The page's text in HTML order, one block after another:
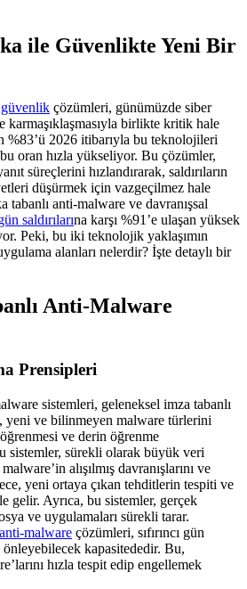
ile Güvenlikte Yeni Bir
çözümleri, günümüzde siber
karmaşıklaşmasıyla birlikte kritik hale
%83’ü 2026 itibarıyla bu teknolojileri
oran hızla yükseliyor. Bu çözümler,
süreçlerini hızlandırarak, saldırıların
düşürmek için vazgeçilmez hale
tabanlı anti-malware ve davranışsal
saldırılarına karşı %91’e ulaşan yüksek
Peki, bu iki teknolojik yaklaşımın
alanları nelerdir? İşte detaylı bir
Anti-Malware
Prensipleri
sistemleri, geleneksel imza tabanlı
yeni ve bilinmeyen malware türlerini
ve derin öğrenme
sistemler, sürekli olarak büyük veri
alışılmış davranışlarını ve
yeni ortaya çıkan tehditlerin tespiti ve
gelir. Ayrıca, bu sistemler, gerçek
ve uygulamaları sürekli tarar.
malware çözümleri, sıfırıncı gün
önleyebilecek kapasitededir. Bu,
hızla tespit edip engellemek